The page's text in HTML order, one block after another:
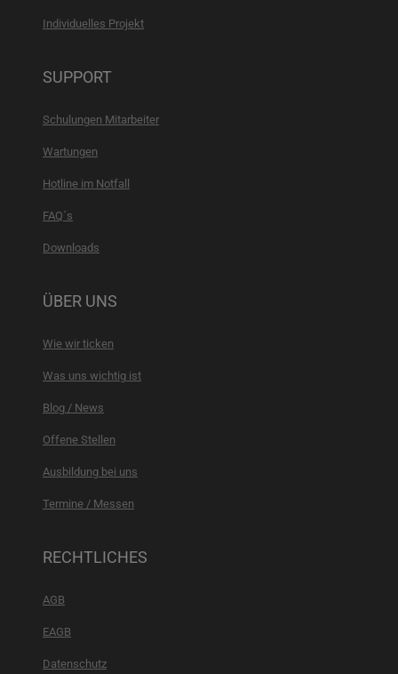
Individuelles Projekt
SUPPORT
Schulungen Mitarbeiter
Wartungen
Hotline im Notfall
FAQ´s
Downloads
ÜBER UNS
Wie wir ticken
Was uns wichtig ist
Blog / News
Offene Stellen
Ausbildung bei uns
Termine / Messen
RECHTLICHES
AGB
EAGB
Datenschutz